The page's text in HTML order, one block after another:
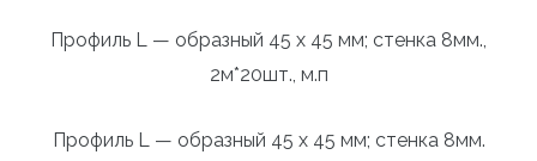
Профиль L — образный 45 х 45 мм; стенка 8мм.,
2м*20шт., м.п
Профиль L — образный 45 х 45 мм; стенка 8мм.